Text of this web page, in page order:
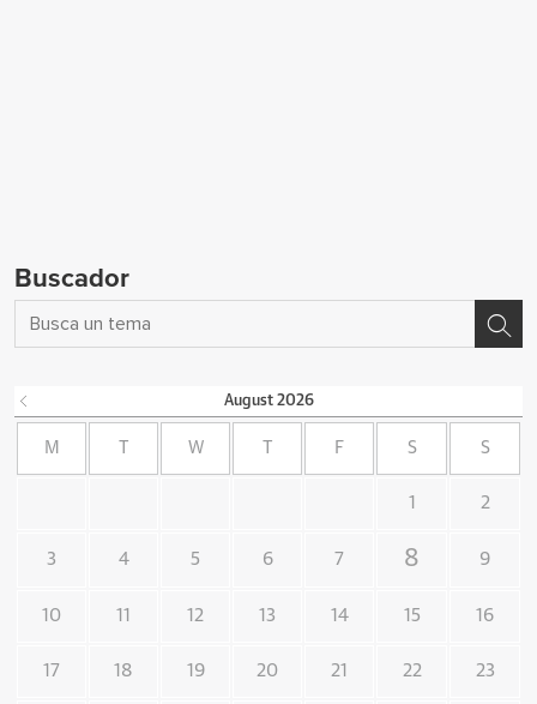
Buscador
August 2026
M W F S S
1 2
3 4 5 6 7 8 9
10 11 12 13 14 15 16
17 18 19 20 21 22 23